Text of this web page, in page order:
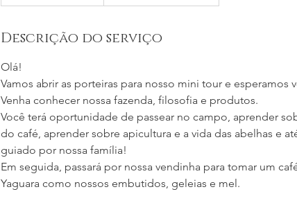
brasileiros
Descrição do serviço
Olá!
Vamos abrir as porteiras para nosso mini tour e esperamos
Venha conhecer nossa fazenda, filosofia e produtos.
Você terá oportunidade de passear no campo, aprender
do café, aprender sobre apicultura e a vida das abelhas e
guiado por nossa família!
Em seguida, passará por nossa vendinha para tomar um
Yaguara como nossos embutidos, geleias e mel.